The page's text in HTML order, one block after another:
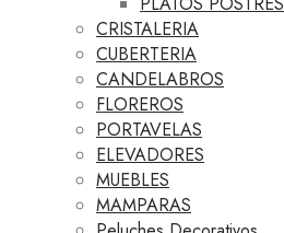
CRISTALERIA
CUBERTERIA
CANDELABROS
FLOREROS
PORTAVELAS
ELEVADORES
MUEBLES
MAMPARAS